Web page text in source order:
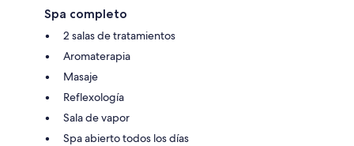
Spa completo
2 salas de tratamientos
Aromaterapia
Masaje
Reflexología
Sala de vapor
Spa abierto todos los días